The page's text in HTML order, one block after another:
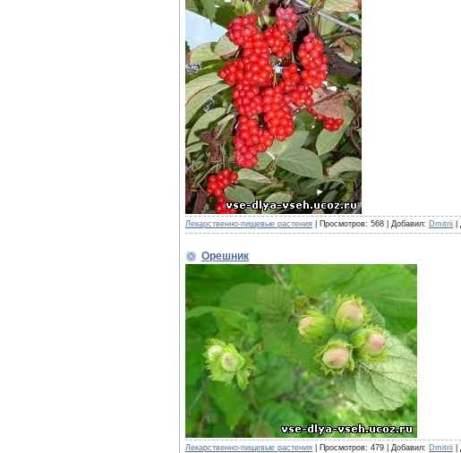
Лекарственно-пищевые растения Просмотров: 568 Добавил: Dmitrii
Орешник
Лекарственно-пищевые растения Просмотров: 479 Добавил: Dmitrii